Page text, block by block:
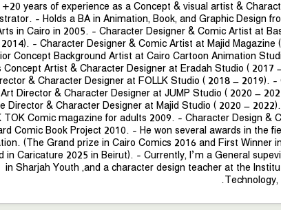
+20 years of experience as a Concept & visual artist &
- Holds a BA in Animation, Book, and Graphic Design
in Cairo in 2005. - Character Designer & Comic Artist at
- Character Designer & Comic Artist at Majid Magazine
Concept Background Artist at Cairo Cartoon Animation
Concept Artist & Character Designer at Eradah Studio ( 2017
& Character Designer at FOLLK Studio ( 2018 – 2019).
Director & Character Designer at JUMP Studio ( 2020 –
Director & Character Designer at Majid Studio ( 2020 –
TOK Comic magazine for adults 2009. - Character Design &
Comic Book Project 2010. - He won several awards in the
(The Grand prize in Cairo Comics 2016 and First Winner
in Caricature 2025 in Beirut). - Currently, I’m a General
in Sharjah Youth ,and a character design teacher at the
Technology,